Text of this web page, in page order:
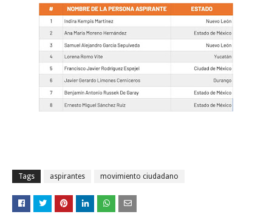
Tags aspirantes movimiento ciudadano